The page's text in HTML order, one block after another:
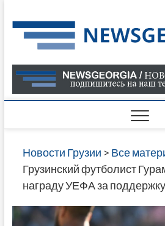
to
content
Новости Грузии > Все
Грузинский футболист
награду УЕФА за